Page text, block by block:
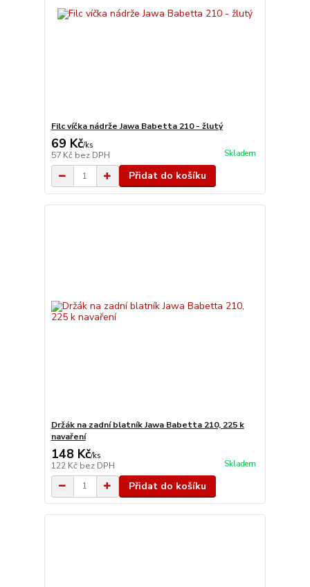
Filc víčka nádrže Jawa Babetta 210 - žlutý
69 Kč/ks
57 Kč bez DPH Skladem
Přidat do košíku
Držák na zadní blatník Jawa Babetta 210, 225 k
navaření
148 Kč/ks
122 Kč bez DPH Skladem
Přidat do košíku